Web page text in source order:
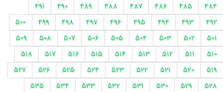
484
485
486
487
488
489
490
491
492
493
494
495
496
497
498
499
500
501
502
503
504
505
506
507
508
509
510
511
512
513
514
515
516
517
518
519
520
521
522
523
524
525
526
527
528
529
530
531
532
533
534
535